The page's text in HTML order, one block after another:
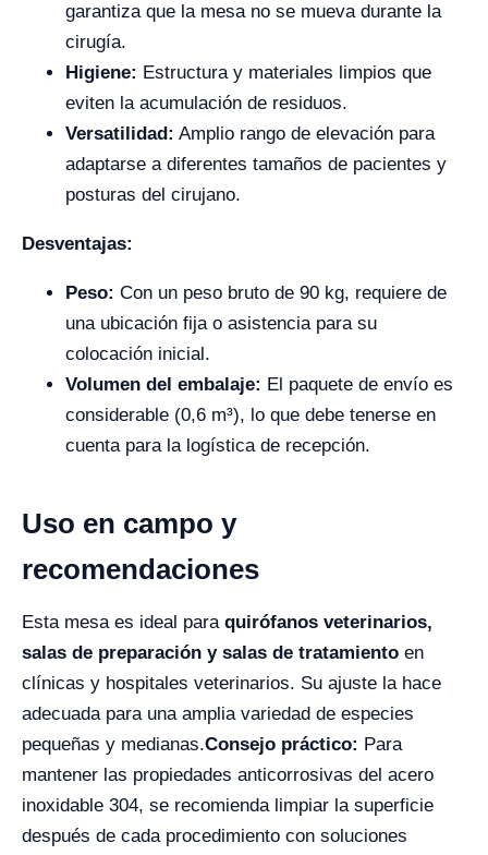
garantiza que la mesa no se mueva durante la
cirugía.
Higiene: Estructura y materiales limpios que
eviten la acumulación de residuos.
Versatilidad: Amplio rango de elevación para
adaptarse a diferentes tamaños de pacientes y
posturas del cirujano.
Desventajas:
Peso: Con un peso bruto de 90 kg, requiere de
una ubicación fija o asistencia para su
colocación inicial.
Volumen del embalaje: El paquete de envío es
considerable (0,6 m³), ​​lo que debe tenerse en
cuenta para la logística de recepción.
Uso en campo y
recomendaciones
Esta mesa es ideal para quirófanos veterinarios,
salas de preparación y salas de tratamiento en
clínicas y hospitales veterinarios. Su ajuste la hace
adecuada para una amplia variedad de especies
pequeñas y medianas.Consejo práctico: Para
mantener las propiedades anticorrosivas del acero
inoxidable 304, se recomienda limpiar la superficie
después de cada procedimiento con soluciones